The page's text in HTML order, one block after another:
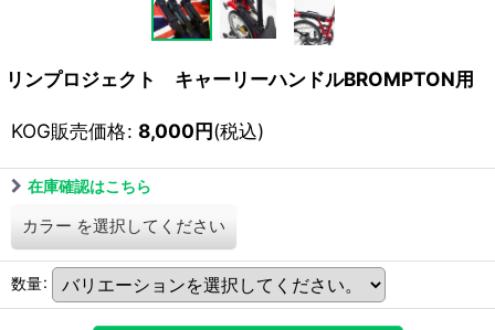
リンプロジェクト キャーリーハンドルBROMPTON用
KOG販売価格: 8,000円(税込)
在庫確認はこちら
カラー を選択してください
数量: